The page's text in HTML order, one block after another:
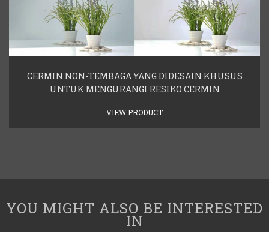
CERMIN NON-TEMBAGA YANG DIDESAIN KHUSUS
UNTUK MENGURANGI RESIKO CERMIN
VIEW PRODUCT
YOU MIGHT ALSO BE INTERESTED
IN